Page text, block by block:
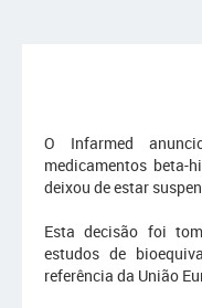
O Infarmed
medicamentos beta-
deixou de estar
Esta decisão foi
estudos de
referência da União